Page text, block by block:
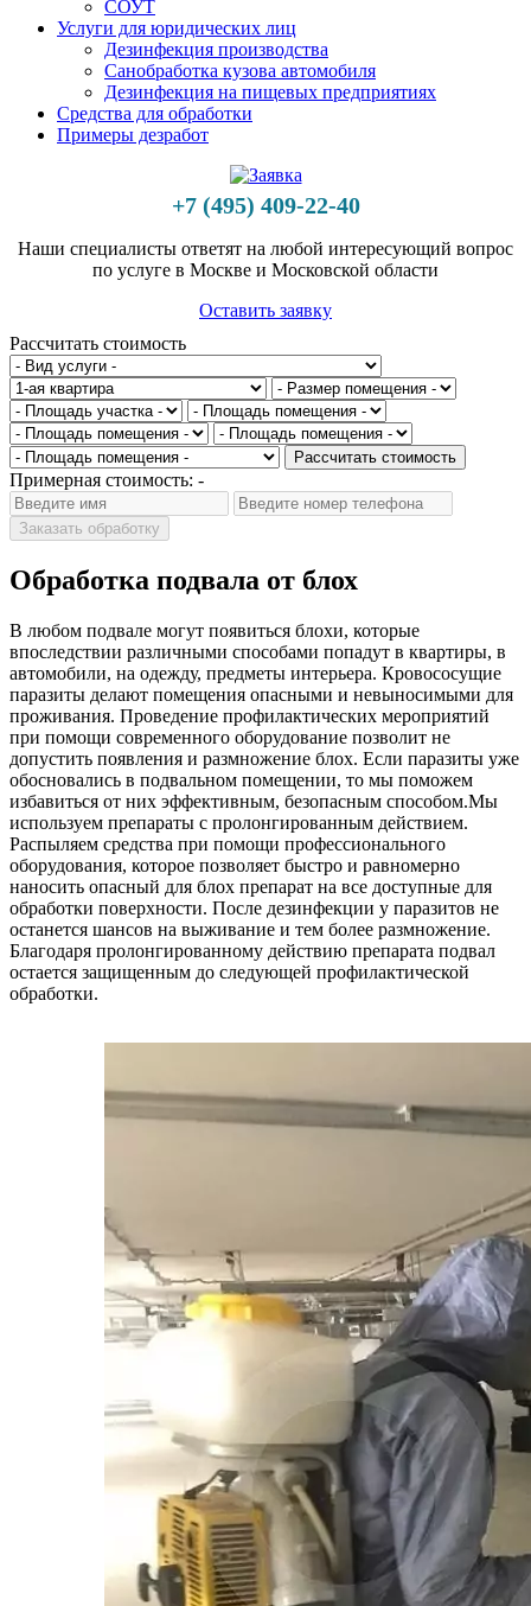
СОУТ
Услуги для юридических лиц
Дезинфекция производства
Санобработка кузова автомобиля
Дезинфекция на пищевых предприятиях
Средства для обработки
Примеры дезработ
+7 (495) 409-22-40
Наши специалисты ответят на любой интересующий вопрос
по услуге в Москве и Московской области
Оставить заявку
Рассчитать стоимость
Рассчитать стоимость
Примерная стоимость: -
Заказать обработку
Обработка подвала от блох
В любом подвале могут появиться блохи, которые
впоследствии различными способами попадут в квартиры, в
автомобили, на одежду, предметы интерьера. Кровососущие
паразиты делают помещения опасными и невыносимыми для
проживания. Проведение профилактических мероприятий
при помощи современного оборудование позволит не
допустить появления и размножение блох. Если паразиты уже
обосновались в подвальном помещении, то мы поможем
избавиться от них эффективным, безопасным способом.Мы
используем препараты с пролонгированным действием.
Распыляем средства при помощи профессионального
оборудования, которое позволяет быстро и равномерно
наносить опасный для блох препарат на все доступные для
обработки поверхности. После дезинфекции у паразитов не
останется шансов на выживание и тем более размножение.
Благодаря пролонгированному действию препарата подвал
остается защищенным до следующей профилактической
обработки.